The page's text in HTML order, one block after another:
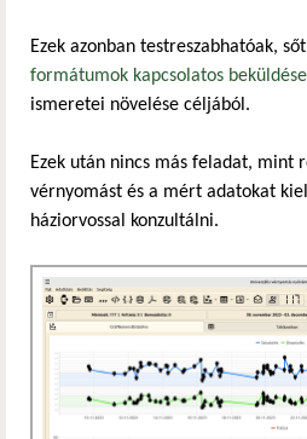
Ezek azonban testreszabhatóak, sőt
formátumok kapcsolatos
ismeretei növelése céljából.
Ezek után nincs más feladat, mint
vérnyomást és a mért adatokat
háziorvossal konzultálni.